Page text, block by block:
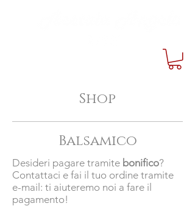
Shop
Balsamico
Desideri pagare tramite bonifico?
Contattaci e fai il tuo ordine tramite
e-mail: ti aiuteremo noi a fare il
pagamento!